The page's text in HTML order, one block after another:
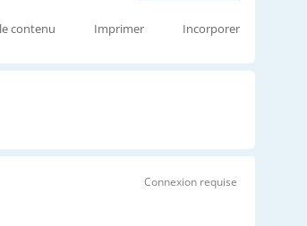
contenu Imprimer Incorporer
Connexion requise